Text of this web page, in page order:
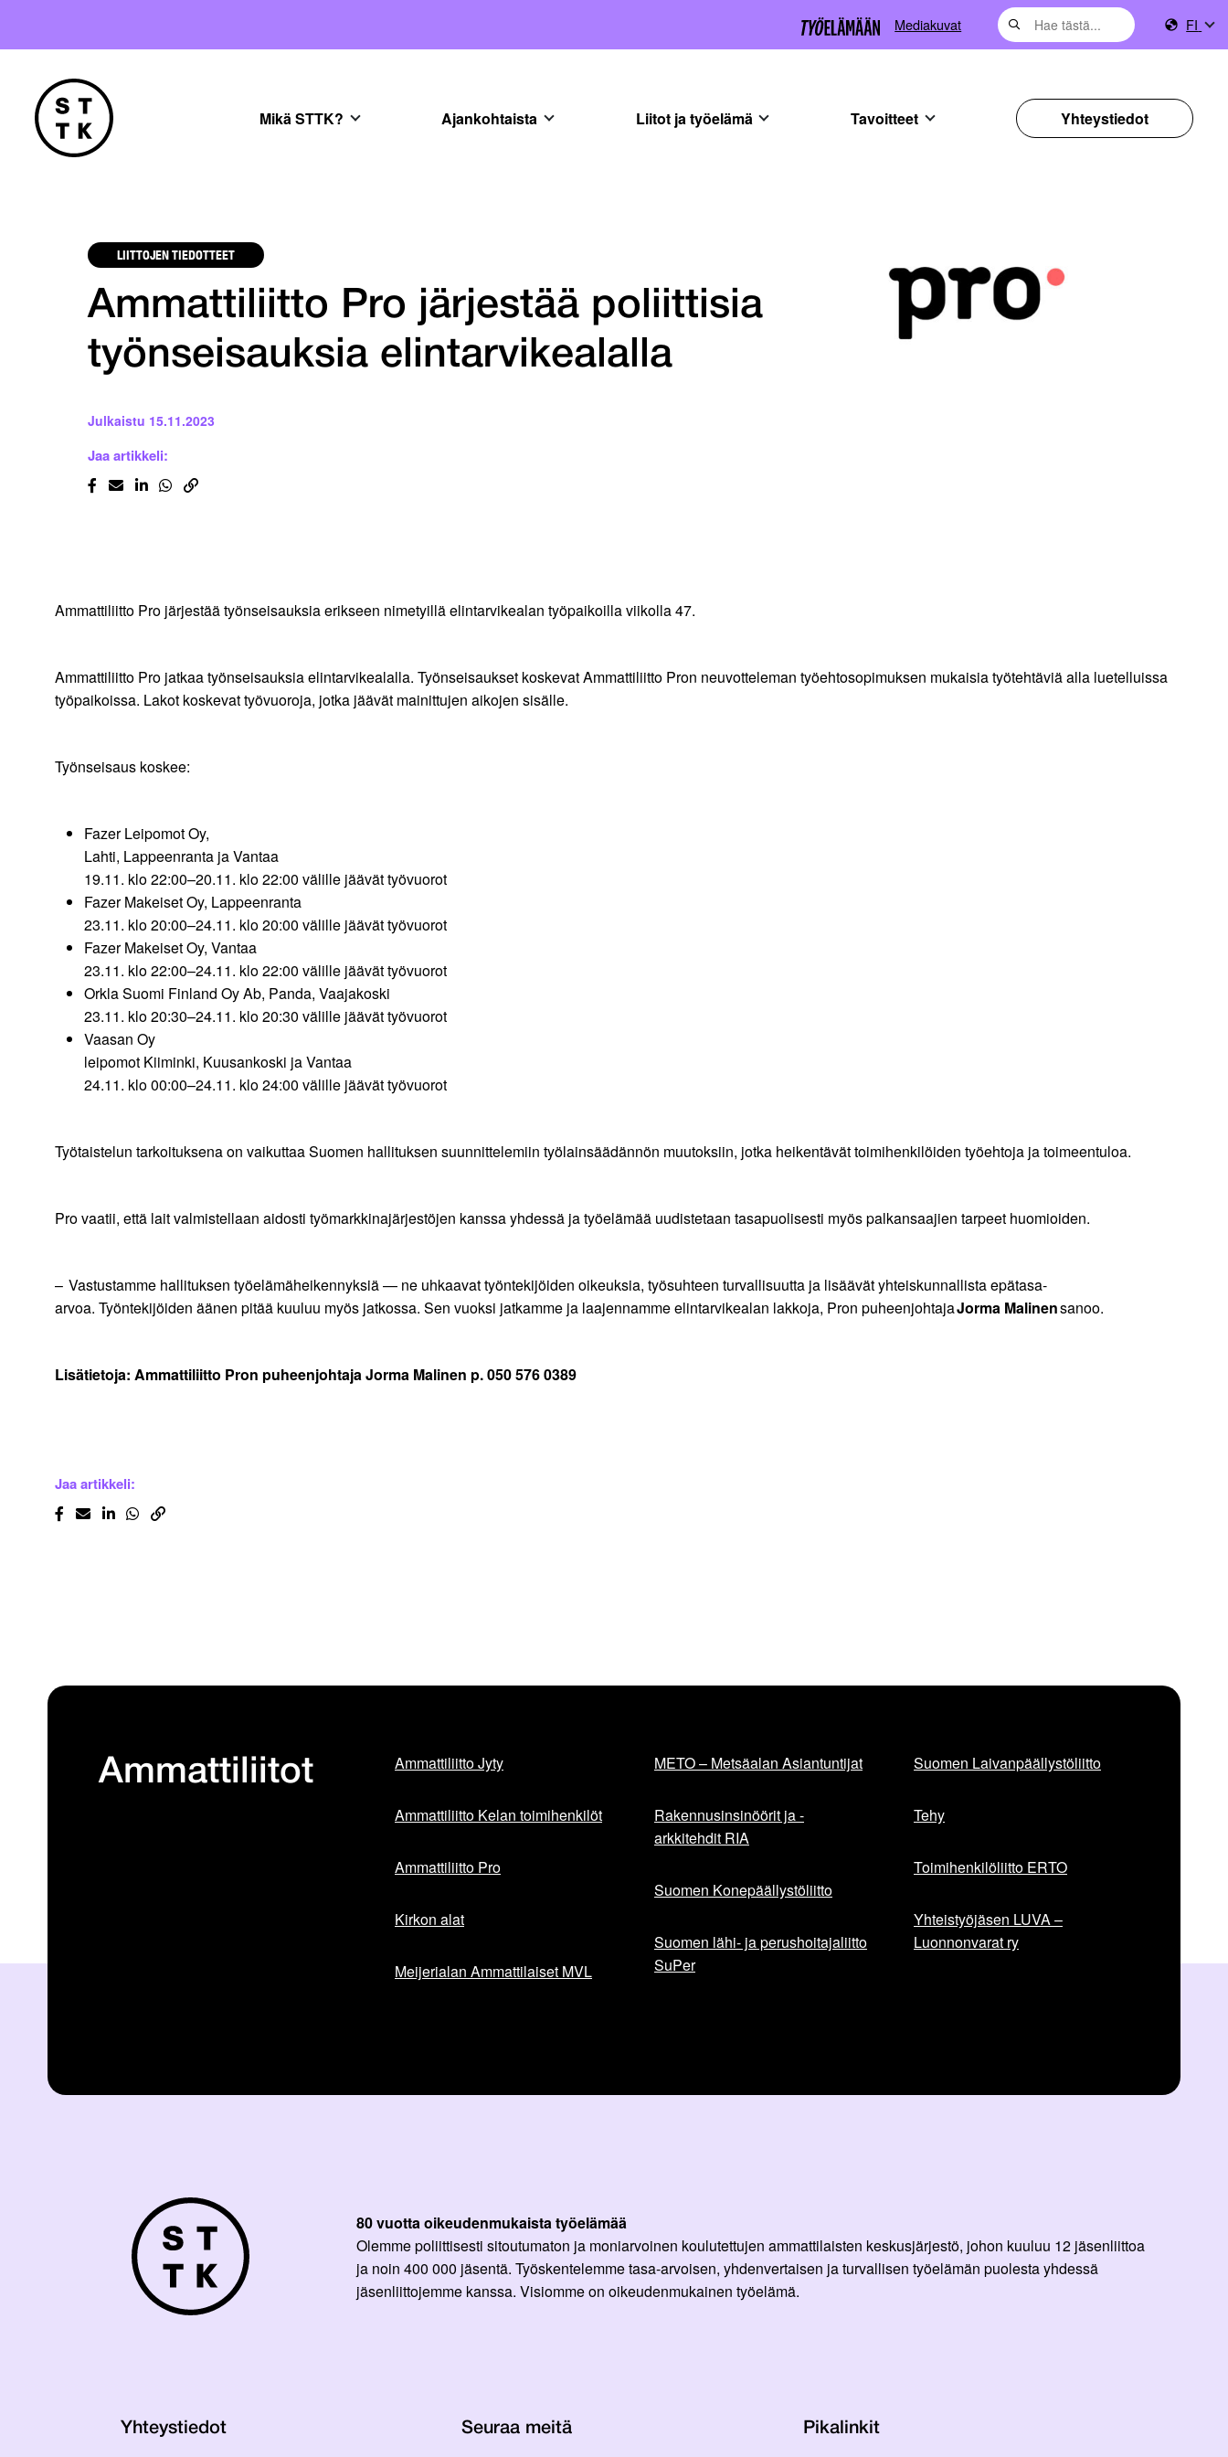
Mediakuvat FI
Mikä STTK? Ajankohtaista Liitot ja työelämä Tavoitteet Yhteystiedot
LIITTOJEN TIEDOTTEET
Ammattiliitto Pro järjestää poliittisia
työnseisauksia elintarvikealalla
Julkaistu 15.11.2023
Jaa artikkeli:
Ammattiliitto Pro järjestää työnseisauksia erikseen nimetyillä elintarvikealan työpaikoilla viikolla 47.
Ammattiliitto Pro jatkaa työnseisauksia elintarvikealalla. Työnseisaukset koskevat Ammattiliitto Pron neuvotteleman työehtosopimuksen mukaisia työtehtäviä alla luetelluissa
työpaikoissa. Lakot koskevat työvuoroja, jotka jäävät mainittujen aikojen sisälle.
Työnseisaus koskee:
Fazer Leipomot Oy,
Lahti, Lappeenranta ja Vantaa
19.11. klo 22:00–20.11. klo 22:00 välille jäävät työvuorot
Fazer Makeiset Oy, Lappeenranta
23.11. klo 20:00–24.11. klo 20:00 välille jäävät työvuorot
Fazer Makeiset Oy, Vantaa
23.11. klo 22:00–24.11. klo 22:00 välille jäävät työvuorot
Orkla Suomi Finland Oy Ab, Panda, Vaajakoski
23.11. klo 20:30–24.11. klo 20:30 välille jäävät työvuorot
Vaasan Oy
leipomot Kiiminki, Kuusankoski ja Vantaa
24.11. klo 00:00–24.11. klo 24:00 välille jäävät työvuorot
Työtaistelun tarkoituksena on vaikuttaa Suomen hallituksen suunnittelemiin työlainsäädännön muutoksiin, jotka heikentävät toimihenkilöiden työehtoja ja toimeentuloa.
Pro vaatii, että lait valmistellaan aidosti työmarkkinajärjestöjen kanssa yhdessä ja työelämää uudistetaan tasapuolisesti myös palkansaajien tarpeet huomioiden.
– Vastustamme hallituksen työelämäheikennyksiä — ne uhkaavat työntekijöiden oikeuksia, työsuhteen turvallisuutta ja lisäävät yhteiskunnallista epätasa-
arvoa. Työntekijöiden äänen pitää kuuluu myös jatkossa. Sen vuoksi jatkamme ja laajennamme elintarvikealan lakkoja, Pron puheenjohtajaJorma Malinensanoo.
Lisätietoja: Ammattiliitto Pron puheenjohtaja Jorma Malinen p. 050 576 0389
Jaa artikkeli:
Ammattiliitot Ammattiliitto Jyty
Ammattiliitto Kelan toimihenkilöt
Ammattiliitto Pro
Kirkon alat
Meijerialan Ammattilaiset MVL
METO – Metsäalan Asiantuntijat
Rakennusinsinöörit ja -
arkkitehdit RIA
Suomen Konepäällystöliitto
Suomen lähi- ja perushoitajaliitto
SuPer
Suomen Laivanpäällystöliitto
Tehy
Toimihenkilöliitto ERTO
Yhteistyöjäsen LUVA –
Luonnonvarat ry
80 vuotta oikeudenmukaista työelämää
Olemme poliittisesti sitoutumaton ja moniarvoinen koulutettujen ammattilaisten keskusjärjestö, johon kuuluu 12 jäsenliittoa
ja noin 400 000 jäsentä. Työskentelemme tasa-arvoisen, yhdenvertaisen ja turvallisen työelämän puolesta yhdessä
jäsenliittojemme kanssa. Visiomme on oikeudenmukainen työelämä.
Yhteystiedot Seuraa meitä Pikalinkit